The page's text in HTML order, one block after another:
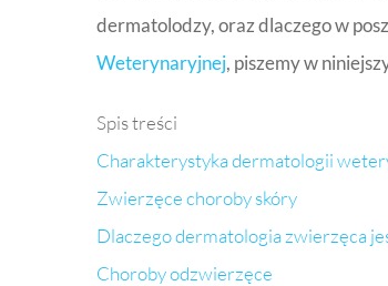
dermatolodzy, oraz dlaczego w
Weterynaryjnej, piszemy w
Spis treści
Charakterystyka dermatologii
Zwierzęce choroby skóry
Dlaczego dermatologia zwierzęca
Choroby odzwierzęce